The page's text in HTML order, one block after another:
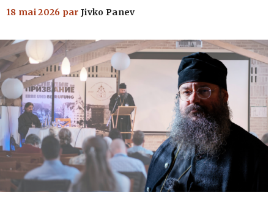
18 mai 2026 parJivko Panev